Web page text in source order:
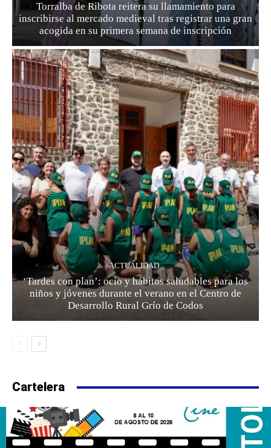
Torralba de Ribota reitera su llamamiento para
inscribirse al mercado medieval tras registrar una gran
acogida en su primera semana de inscripción
ACTUALIDAD
‘Tardes con plan’: ocio y hábitos saludables para los
niños y jóvenes durante el verano en el Centro de
Desarrollo Rural Grío de Codos
Cartelera